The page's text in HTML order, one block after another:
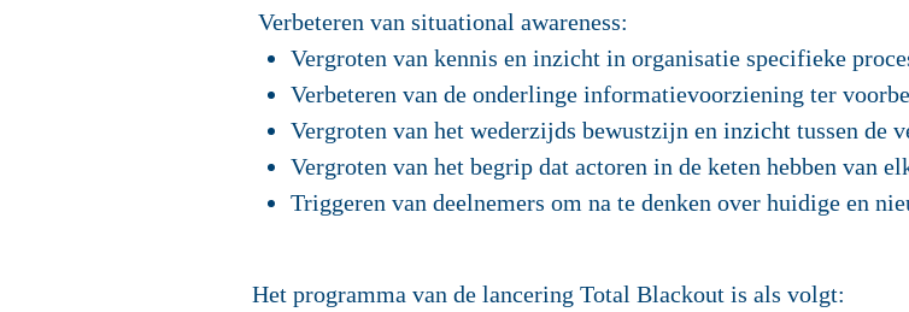
Verbeteren van situational awareness:
Vergroten van kennis en inzicht in organisatie specifieke
Verbeteren van de onderlinge informatievoorziening ter
Vergroten van het wederzijds bewustzijn en inzicht tussen de
Vergroten van het begrip dat actoren in de keten hebben van
Triggeren van deelnemers om na te denken over huidige en
Het programma van de lancering Total Blackout is als volgt: